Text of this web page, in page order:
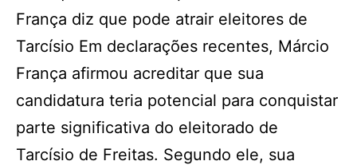
França diz que pode atrair eleitores de
Tarcísio Em declarações recentes, Márcio
França afirmou acreditar que sua
candidatura teria potencial para conquistar
parte significativa do eleitorado de
Tarcísio de Freitas. Segundo ele, sua